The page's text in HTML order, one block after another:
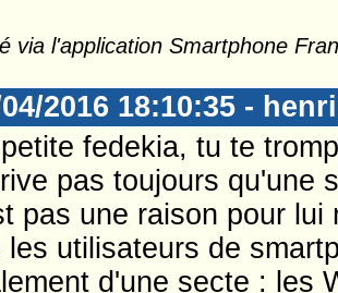
via l'application Smartphone
2016 18:10:35 - henri
fedekia, tu te
pas toujours qu'une
pas une raison pour
les utilisateurs de
d'une secte : les